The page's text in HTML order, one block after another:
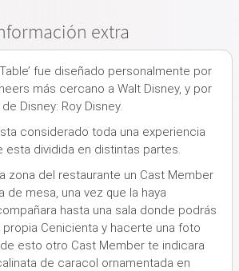
extra
Table’ fue diseñado personalmente por
más cercano a Walt Disney, y por
Disney: Roy Disney.
considerado toda una experiencia
esta dividida en distintas partes.
zona del restaurante un Cast Member
de mesa, una vez que la haya
hasta una sala donde podrás
Cenicienta y hacerte una foto
esto otro Cast Member te indicara
de caracol ornamentada en